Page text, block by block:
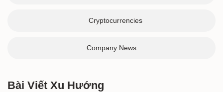
Cryptocurrencies
Company News
Bài Viết Xu Hướng